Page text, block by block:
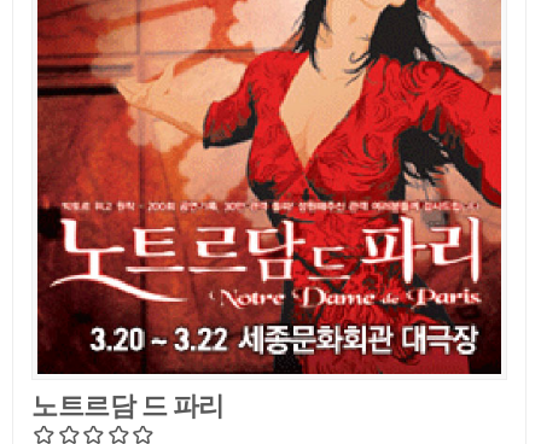
노트르담 드 파리